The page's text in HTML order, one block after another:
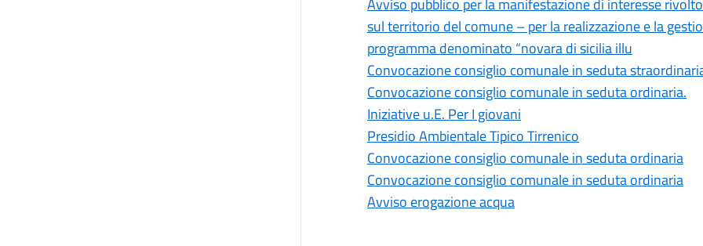
Avviso pubblico per la manifestazione di interesse
sul territorio del comune – per la realizzazione e la
programma denominato “novara di sicilia illu
Convocazione consiglio comunale in seduta
Convocazione consiglio comunale in seduta ordinaria.
Iniziative u.E. Per I giovani
Presidio Ambientale Tipico Tirrenico
Convocazione consiglio comunale in seduta ordinaria
Convocazione consiglio comunale in seduta ordinaria
Avviso erogazione acqua